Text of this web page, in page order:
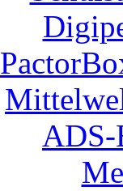
ADS-